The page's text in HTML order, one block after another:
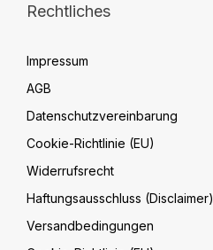
Rechtliches
Impressum
AGB
Datenschutzvereinbarung
Cookie-Richtlinie (EU)
Widerrufsrecht
Haftungsausschluss (Disclaimer)
Versandbedingungen